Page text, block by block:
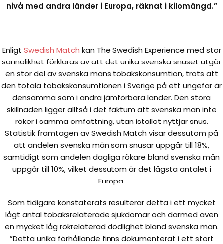
nivå med andra länder i Europa, räknat i kilomängd.”
Enligt Swedish Match kan The Swedish Experience med stor
sannolikhet förklaras av att det unika svenska snuset utgör
en stor del av svenska mäns tobakskonsumtion, trots att
den totala tobakskonsumtionen i Sverige på ett ungefär är
densamma som i andra jämförbara länder. Den stora
skillnaden ligger alltså i det faktum att svenska män inte
röker i samma omfattning, utan istället nyttjar snus.
Statistik framtagen av Swedish Match visar dessutom på
att andelen svenska män som snusar uppgår till 18%,
samtidigt som andelen dagliga rökare bland svenska män
uppgår till 10%, vilket dessutom är det lägsta antalet i
Europa.
Som tidigare konstaterats resulterar detta i ett mycket
lågt antal tobaksrelaterade sjukdomar och därmed även
en mycket låg rökrelaterad dödlighet bland svenska män.
”Detta unika förhållande finns dokumenterat i ett stort